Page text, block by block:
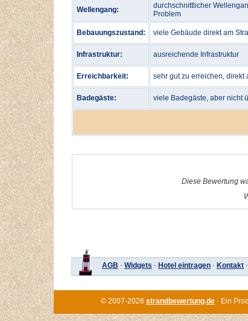
Wellengang:
durchschnittlicher
Problem
Bebauungszustand: viele Gebäude direkt am
Infrastruktur: ausreichende Infrastruktur
Erreichbarkeit: sehr gut zu erreichen, direkt
Badegäste: viele Badegäste, aber nicht
Diese Bewertung
AGB · Widgets · Hotel eintragen · Kontakt ·
© 2007-2026 strandbewertung.de · Ein